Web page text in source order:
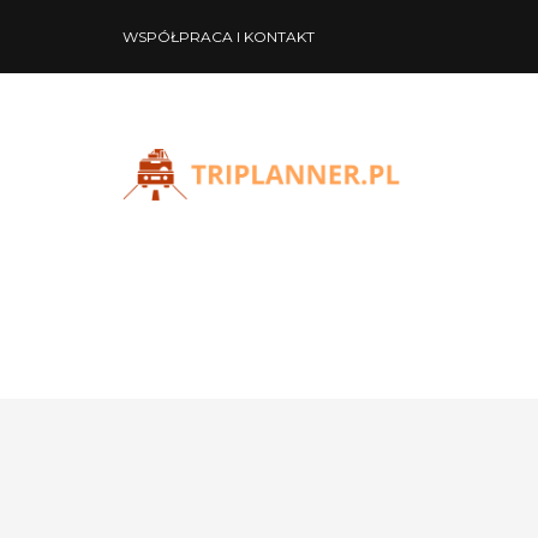
WSPÓŁPRACA I KONTAKT